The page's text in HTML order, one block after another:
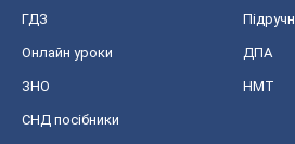
ГДЗ
Онлайн уроки ДПА
ЗНО НМТ
СНД посібники